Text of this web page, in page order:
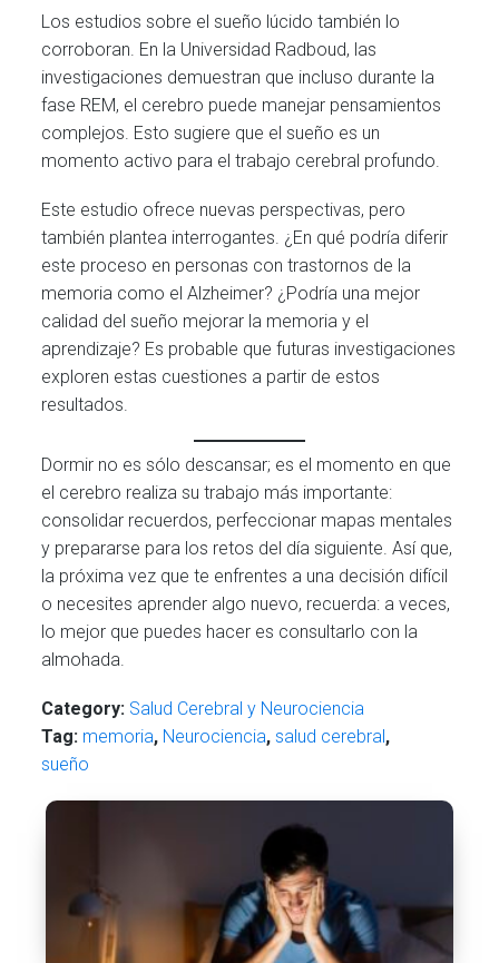
Los estudios sobre el sueño lúcido también lo
corroboran. En la Universidad Radboud, las
investigaciones demuestran que incluso durante la
fase REM, el cerebro puede manejar pensamientos
complejos. Esto sugiere que el sueño es un
momento activo para el trabajo cerebral profundo.
Este estudio ofrece nuevas perspectivas, pero
también plantea interrogantes. ¿En qué podría diferir
este proceso en personas con trastornos de la
memoria como el Alzheimer? ¿Podría una mejor
calidad del sueño mejorar la memoria y el
aprendizaje? Es probable que futuras investigaciones
exploren estas cuestiones a partir de estos
resultados.
Dormir no es sólo descansar; es el momento en que
el cerebro realiza su trabajo más importante:
consolidar recuerdos, perfeccionar mapas mentales
y prepararse para los retos del día siguiente. Así que,
la próxima vez que te enfrentes a una decisión difícil
o necesites aprender algo nuevo, recuerda: a veces,
lo mejor que puedes hacer es consultarlo con la
almohada.
Category: Salud Cerebral y Neurociencia
Tag: memoria, Neurociencia,salud cerebral ,
sueño